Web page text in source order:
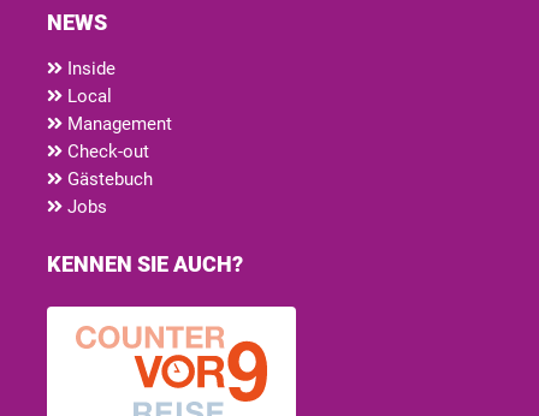
NEWS
Inside
Local
Management
Check-out
Gästebuch
Jobs
KENNEN SIE AUCH?